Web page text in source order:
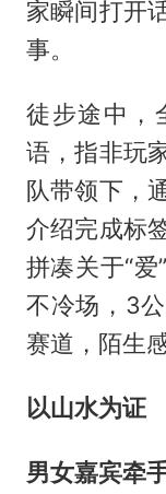
家瞬间打开
事。
徒步途中，
语，指非玩
队带领下，
介绍完成标
拼凑关于“爱
不冷场，3
赛道，陌生
以山水为证
男女嘉宾牵